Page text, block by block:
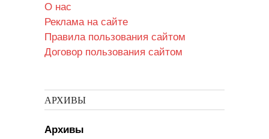
О нас
Реклама на сайте
Правила пользования сайтом
Договор пользования сайтом
АРХИВЫ
Архивы